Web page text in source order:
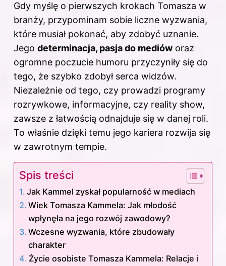
Gdy myślę o pierwszych krokach Tomasza w
branży, przypominam sobie liczne wyzwania,
które musiał pokonać, aby zdobyć uznanie.
Jego determinacja, pasja do mediów oraz
ogromne poczucie humoru przyczyniły się do
tego, że szybko zdobył serca widzów.
Niezależnie od tego, czy prowadzi programy
rozrywkowe, informacyjne, czy reality show,
zawsze z łatwością odnajduje się w danej roli.
To właśnie dzięki temu jego kariera rozwija się
w zawrotnym tempie.
Spis treści
Jak Kammel zyskał popularność w mediach
Wiek Tomasza Kammela: Jak młodość
wpłynęła na jego rozwój zawodowy?
Wczesne wyzwania, które zbudowały
charakter
Życie osobiste Tomasza Kammela: Relacje i